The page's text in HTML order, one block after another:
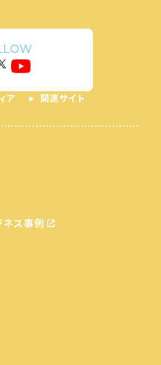
ア 関連サイト
ネス事例